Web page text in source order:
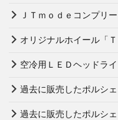
ＪＴｍｏｄｅコンプリー
オリジナルホイール「Ｔ
空冷用ＬＥＤヘッドライ
過去に販売したポルシ
過去に販売したポルシェ